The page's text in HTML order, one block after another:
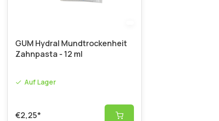
GUM Hydral Mundtrockenheit
Zahnpasta - 12 ml
Auf Lager
€2,25*